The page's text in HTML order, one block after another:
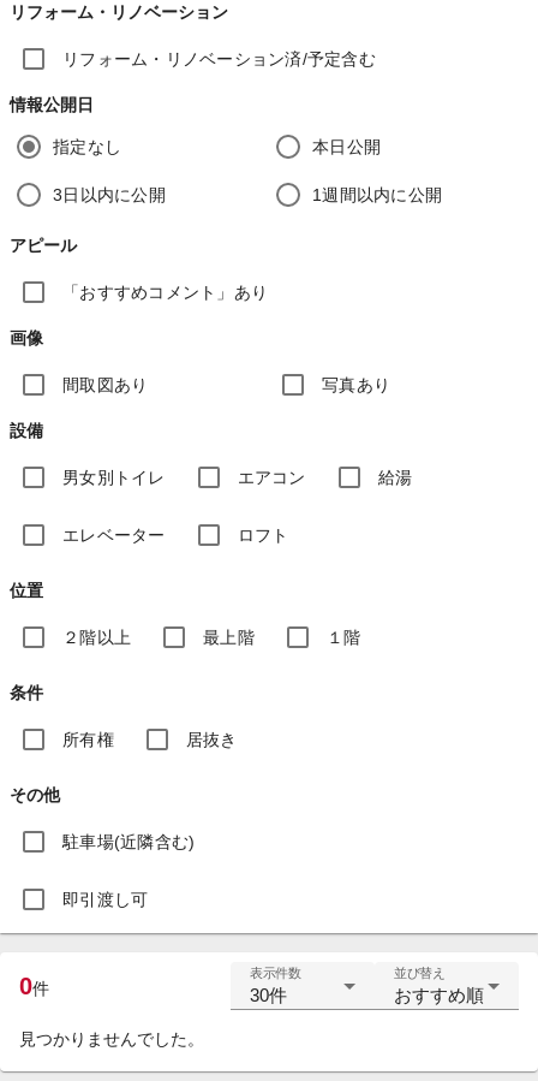
リフォーム・リノベーション
リフォーム・リノベーション済/予定含む
情報公開日
指定なし 本日公開
3日以内に公開 1週間以内に公開
アピール
「おすすめコメント」あり
画像
間取図あり 写真あり
設備
男女別トイレ エアコン 給湯
エレベーター ロフト
位置
２階以上 最上階 １階
条件
所有権 居抜き
その他
駐車場(近隣含む)
即引渡し可
0件
表示件数
30件
並び替え
おすすめ順
見つかりませんでした。